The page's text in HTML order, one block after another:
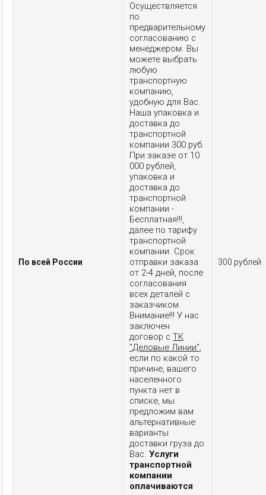
По всей России
Осуществляется
по
предварительному
согласованию с
менеджером. Вы
можете выбрать
любую
транспортную
компанию,
удобную для Вас.
Наша упаковка и
доставка до
транспортной
компании 300 руб.
При заказе от 10
000 рублей,
упаковка и
доставка до
транспортной
компании -
Бесплатная!!!,
далее по тарифу
транспортной
компании. Срок
отправки заказа
от 2-4 дней, после
согласования
всех деталей с
заказчиком.
Внимание!!! У нас
заключен
договор с ТК
"Деловые Линии",
если по какой то
причине, вашего
населенного
пункта нет в
списке, мы
предложим вам
альтернативные
варианты
доставки груза до
Вас. Услуги
транспортной
компании
оплачиваются
300 рублей